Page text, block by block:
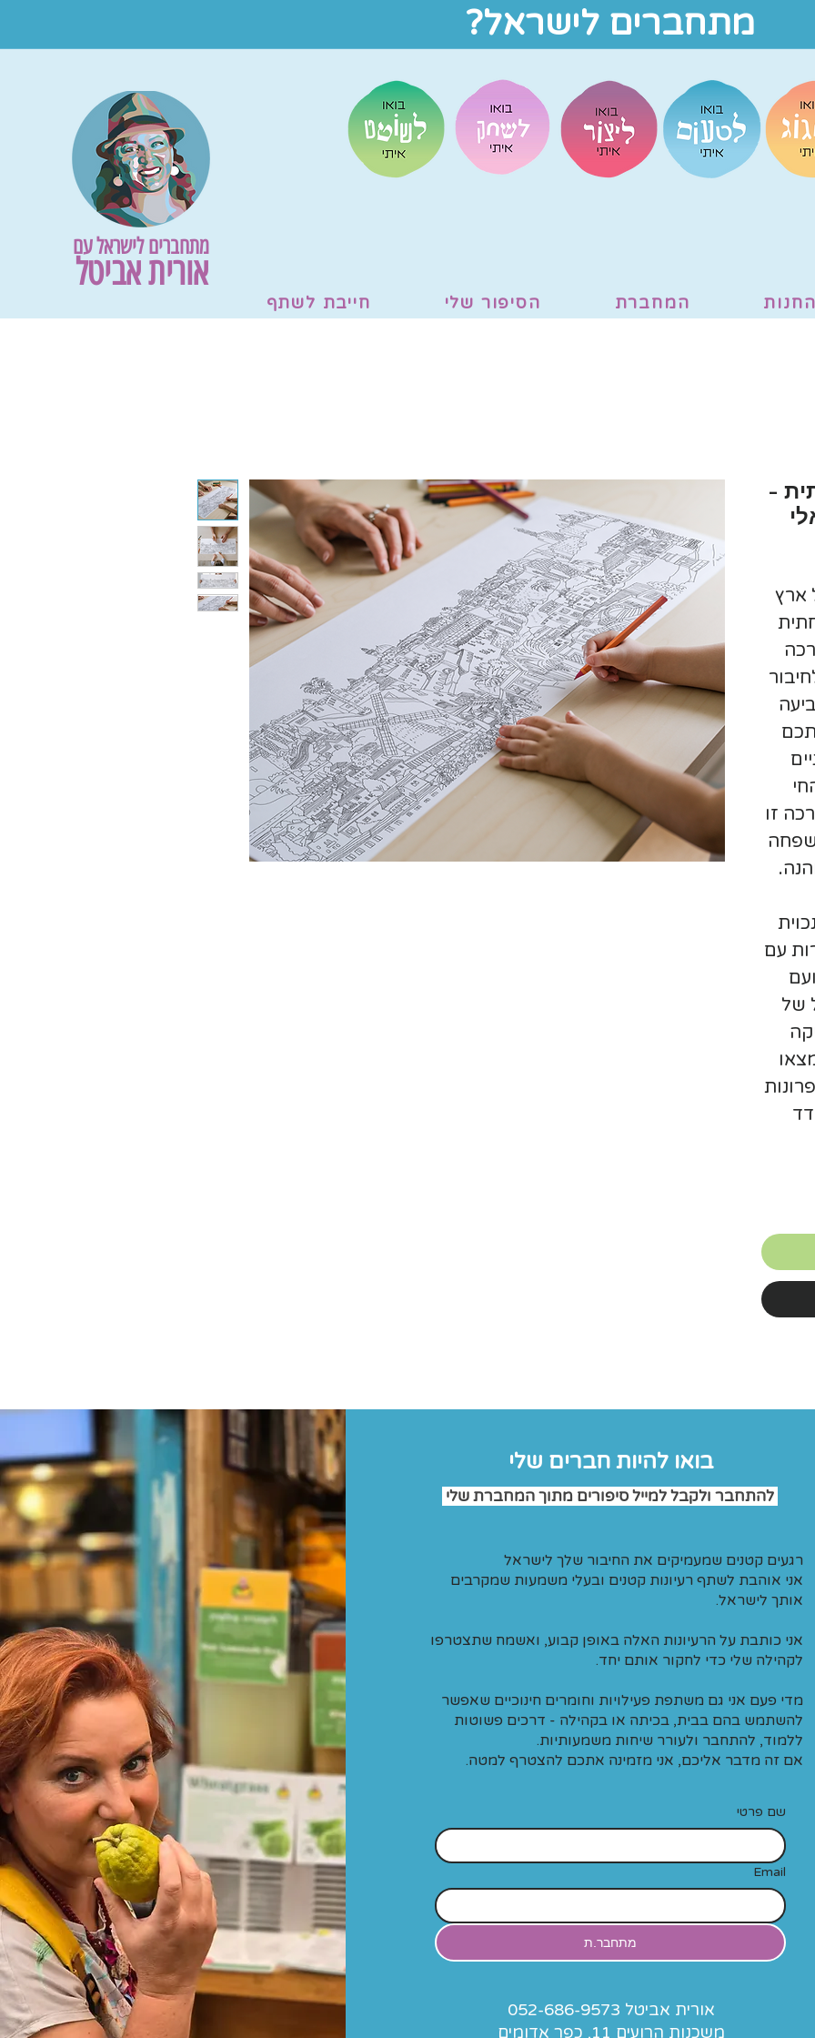
מתחברים לישראל?
מתחברים לישראל עם
אורית אביטל
החנות המחברת הסיפור שלי חייבת לשתף
-
ארץ
זו
עם
של
בואו להיות חברים שלי
להתחבר ולקבל למייל סיפורים מתוך המחברת שלי
רגעים קטנים שמעמיקים את החיבור שלך לישראל
אני אוהבת לשתף רעיונות קטנים ובעלי משמעות שמקרבים
אותך לישראל.
אני כותבת על הרעיונות האלה באופן קבוע, ואשמח שתצטרפו
לקהילה שלי כדי לחקור אותם יחד.
מדי פעם אני גם משתפת פעילויות וחומרים חינוכיים שאפשר
להשתמש בהם בבית, בכיתה או בקהילה - דרכים פשוטות
ללמוד, להתחבר ולעורר שיחות משמעותיות.
אם זה מדבר אליכם, אני מזמינה אתכם להצטרף למטה.
שם פרטי
Email
מתחבר.ת
אורית אביטל 052-686-9573
משכנות הרועים 11, כפר אדומים